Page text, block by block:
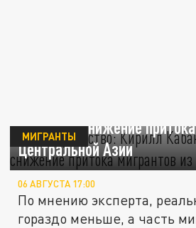
объяснил снижение
Центральной Азии
МИГРАНТЫ
06 АВГУСТА 17:00
По мнению эксперта,
гораздо меньше, а часть